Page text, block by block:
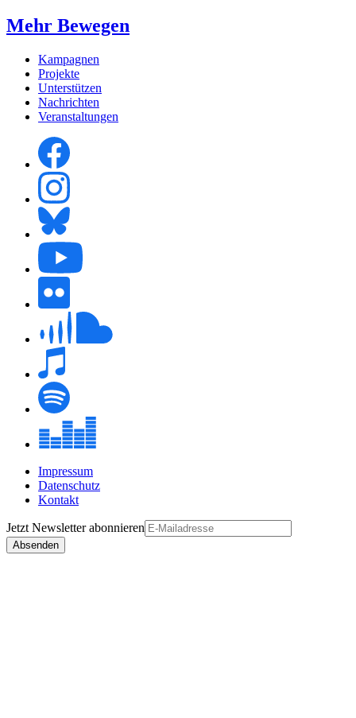
Mehr Bewegen
Kampagnen
Projekte
Unterstützen
Nachrichten
Veranstaltungen
Impressum
Datenschutz
Kontakt
Jetzt Newsletterabonnieren
Absenden